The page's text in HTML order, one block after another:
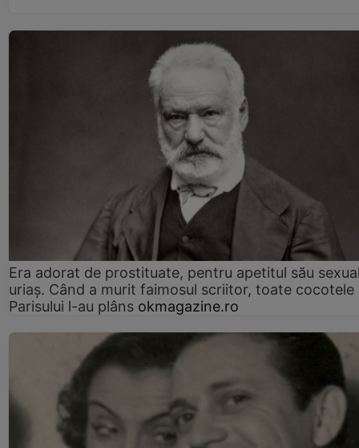
Era adorat de prostituate, pentru apetitul său
uriaș. Când a murit faimosul scriitor, toate cocotele
Parisului l-au plâns okmagazine.ro